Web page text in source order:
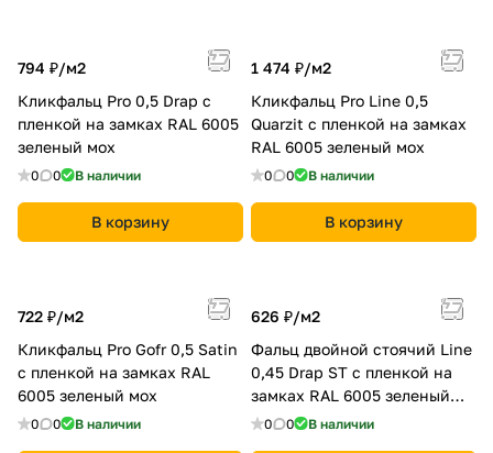
794 ₽/м2
Кликфальц Pro 0,5 Drap с
пленкой на замках RAL 6005
зеленый мох
0 0 В наличии
В корзину
1 474 ₽/м2
Кликфальц Pro Line 0,5
Quarzit с пленкой на замках
RAL 6005 зеленый мох
0 0 В наличии
В корзину
722 ₽/м2
Кликфальц Pro Gofr 0,5 Satin
с пленкой на замках RAL
6005 зеленый мох
0 0 В наличии
626 ₽/м2
Фальц двойной стоячий Line
0,45 Drap ST с пленкой на
замках RAL 6005 зеленый
мох
0 0 В наличии